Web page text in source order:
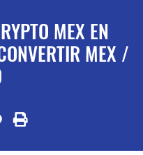
MEX EN
MEX /